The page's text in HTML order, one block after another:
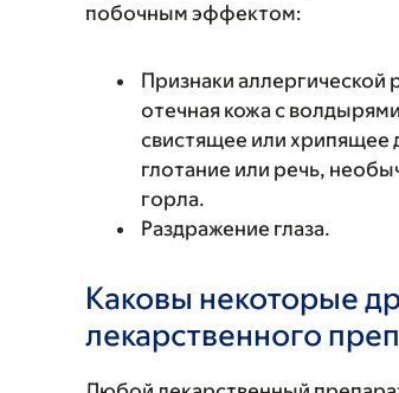
побочным эффектом:
Признаки аллергической
отечная кожа с
свистящее или хрипящее
глотание или речь,
горла.
Раздражение глаза.
Каковы некоторые
лекарственного